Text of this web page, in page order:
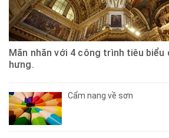
Mãn nhãn với 4 công trình tiêu biểu
hưng.
Cẩm nang về sơn